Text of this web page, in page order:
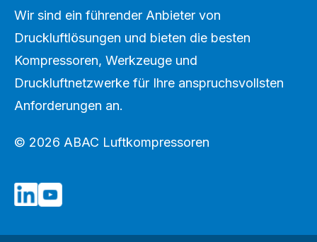
Wir sind ein führender Anbieter von
Druckluftlösungen und bieten die besten
Kompressoren, Werkzeuge und
Druckluftnetzwerke für Ihre anspruchsvollsten
Anforderungen an.
© 2026 ABAC Luftkompressoren